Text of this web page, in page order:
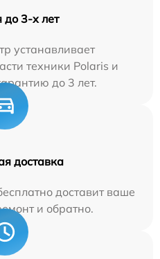
до 3-х лет
устанавливает
техники Polaris и
до 3 лет.
доставка
доставит ваше
и обратно.